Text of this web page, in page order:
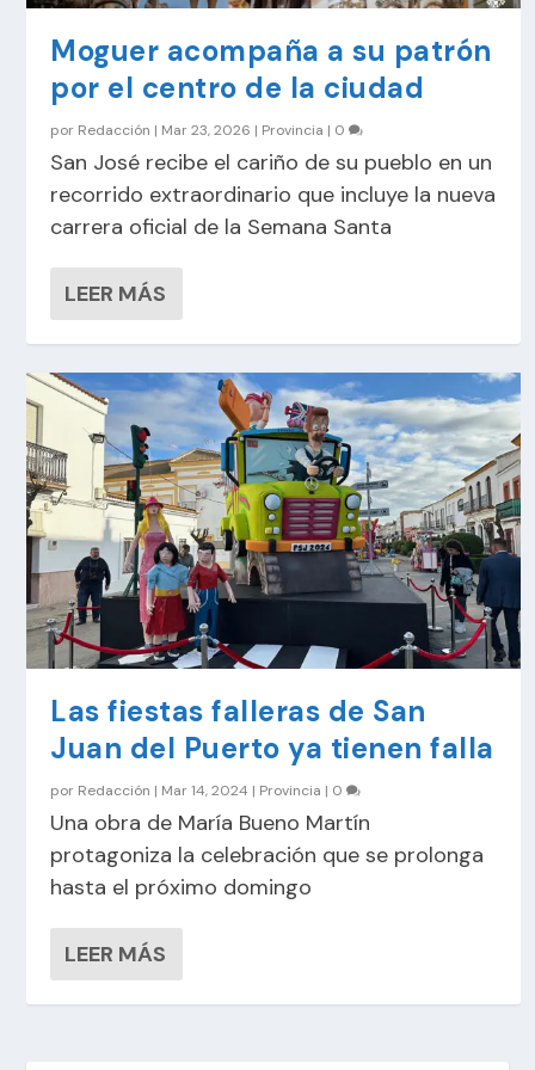
Moguer acompaña a su patrón
por el centro de la ciudad
por Redacción | Mar 23, 2026 | Provincia | 0
San José recibe el cariño de su pueblo en un
recorrido extraordinario que incluye la nueva
carrera oficial de la Semana Santa
LEER MÁS
Las fiestas falleras de San
Juan del Puerto ya tienen falla
por Redacción | Mar 14, 2024 | Provincia | 0
Una obra de María Bueno Martín
protagoniza la celebración que se prolonga
hasta el próximo domingo
LEER MÁS